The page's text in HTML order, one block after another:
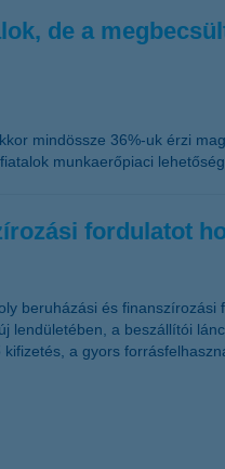
de a
mindössze 36%-uk érzi
munkaerőpiaci
fordulatot
beruházási és
a beszállítói
a gyors